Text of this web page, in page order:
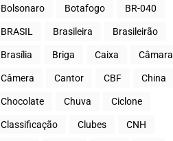
Bolsonaro Botafogo BR-040
BRASIL Brasileira Brasileirão
Brasília Briga Caixa Câmara
Câmera Cantor CBF China
Chocolate Chuva Ciclone
Classificação Clubes CNH